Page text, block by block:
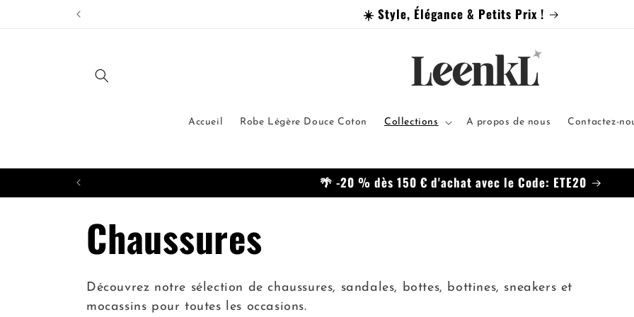
Accueil Robe Légère Douce Coton Collections A propos de nous Contactez-
C
o
Chaussures
Découvrez notre sélection de chaussures, sandales, bottes, bottines, sneakers et
mocassins pour toutes les occasions.